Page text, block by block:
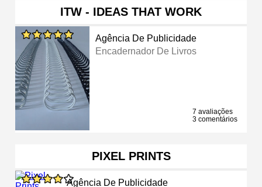
ITW - IDEAS THAT WORK
Agência De Publicidade
Encadernador De Livros
7 avaliações
3 comentários
PIXEL PRINTS
Agência De Publicidade